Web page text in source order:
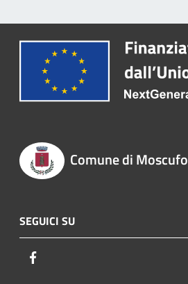
Comune di Moscufo
SEGUICI SU